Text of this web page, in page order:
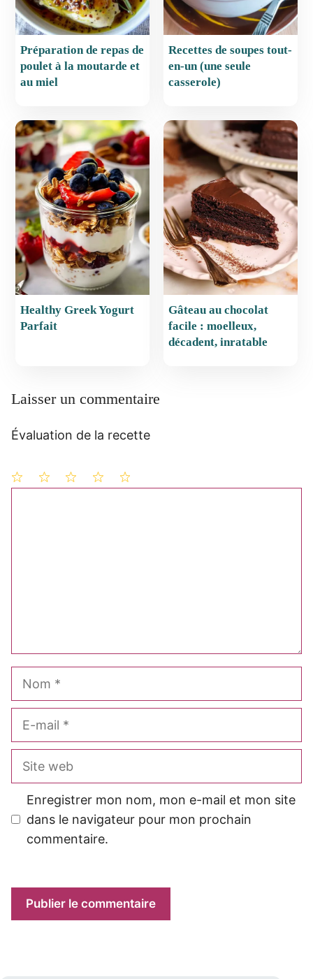
Préparation de repas de
poulet à la moutarde et
au miel
Recettes de soupes tout-
en-un (une seule
casserole)
Healthy Greek Yogurt
Parfait
Gâteau au chocolat
facile : moelleux,
décadent, inratable
Laisser un commentaire
Évaluation de la recette
Site
Enregistrer mon nom, mon e-mail et mon site
dans le navigateur pour mon prochain
commentaire.